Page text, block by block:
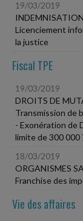
19/03/2019
Licenciement
la justice
Fiscal TPE
19/03/2019
DROITS DE
Transmission de
- Exonération de
limite de 300 000
18/03/2019
ORGANISMES
Franchise des
Vie des affaires